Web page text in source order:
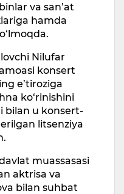
va san’at
hamda
Nilufar
konsert
e’tiroziga
ko‘rinishini
bilan u konsert-
litsenziya
muassasasi
aktrisa va
bilan suhbat